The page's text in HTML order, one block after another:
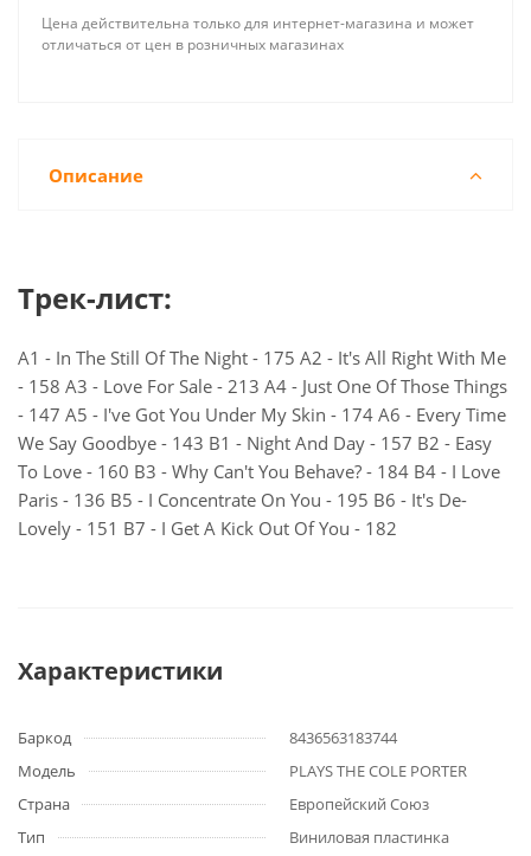
Цена действительна только для интернет-магазина и может
отличаться от цен в розничных магазинах
Описание
Трек-лист:
A1 - In The Still Of The Night - 175 A2 - It's All Right With Me
- 158 A3 - Love For Sale - 213 A4 - Just One Of Those Things
- 147 A5 - I've Got You Under My Skin - 174 A6 - Every Time
We Say Goodbye - 143 B1 - Night And Day - 157 B2 - Easy
To Love - 160 B3 - Why Can't You Behave? - 184 B4 - I Love
Paris - 136 B5 - I Concentrate On You - 195 B6 - It's De-
Lovely - 151 B7 - I Get A Kick Out Of You - 182
Характеристики
Баркод
8436563183744
Модель
PLAYS THE COLE PORTER
Страна
Европейский Союз
Тип
Виниловая пластинка